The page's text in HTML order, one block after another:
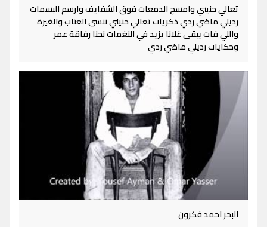
تعالي حنيني وامسح الدمعات فوق الشفايف وارسم البسمات
رديلي ماضي ردي ذكريات تعالي حنيني ننسى العتاب والغيرة
واللي فات يبقى غلانا يزيد في النغمات نحنا رفاقة عمر
وحكايات رديلي ماضي ردي
البحر احمد فكرون